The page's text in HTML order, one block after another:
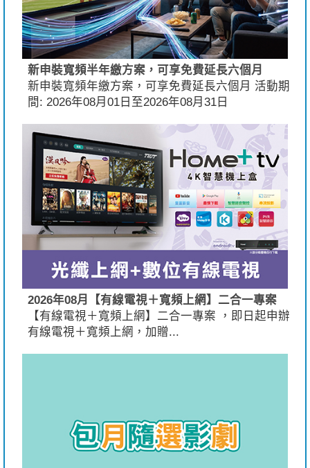
新申裝寬頻半年繳方案，可享免費延長六個月
新申裝寬頻年繳方案，可享免費延長六個月 活動期
間: 2026年08月01日至2026年08月31日
2026年08月【有線電視＋寬頻上網】二合一專案
【有線電視＋寬頻上網】二合一專案 ，即日起申辦
有線電視＋寬頻上網，加贈...